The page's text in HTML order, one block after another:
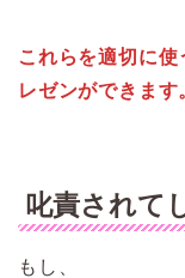
これらを適切に
レゼンができます
叱責されて
もし、